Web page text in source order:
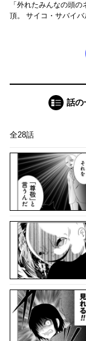
「外れたみんなの頭
頂。 サイコ・サバイバ
話の
全28話